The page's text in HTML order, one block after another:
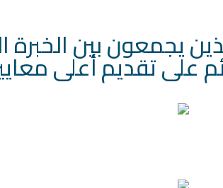
يجمعون بين الخبرة
تقديم أعلى